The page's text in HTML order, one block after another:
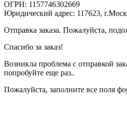
ОГРН: 1157746302669
Юридический адрес: 117623,
Отправка заказа. Пожалуйста,
Спасибо за заказ!
Возникла проблема с отправкой
попробуйте еще раз..
Пожалуйста, заполните все поля